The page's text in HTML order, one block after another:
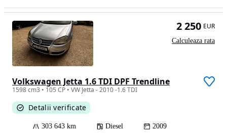
Volkswagen Jetta 1.6 TDI DPF Trendline
1598 cm3 • 105 CP • VW Jetta - 2010 -1.6 TDI
Detalii verificate
303 643 km Diesel 2009
2 250 EUR
Calculeaza rata